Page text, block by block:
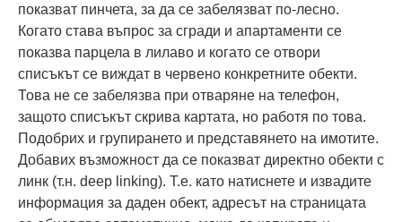
показват пинчета, за да се забелязват по-лесно.
Когато става въпрос за сгради и апартаменти се
показва парцела в лилаво и когато се отвори
списъкът се виждат в червено конкретните обекти.
Това не се забелязва при отваряне на телефон,
защото списъкът скрива картата, но работя по това.
Подобрих и групирането и представянето на имотите.
Добавих възможност да се показват директно обекти с
линк (т.н. deep linking). Т.е. като натиснете и извадите
информация за даден обект, адресът на страницата